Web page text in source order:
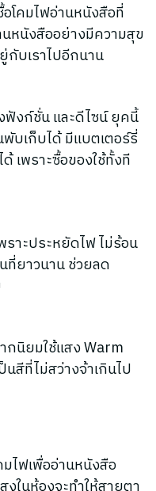
โคมไฟอ่านหนังสือที่
หนังสืออย่างมีความสุข
บเราไปอีกนาน
งก์ชั่น และดีไซน์ ยุคนี้
บเก็บได้ มีแบตเตอร์รี่
เพราะซื้อของใช้ทั้งที
ราะประหยัดไฟ ไม่ร้อน
ที่ยาวนาน ช่วยลด
นิยมใช้แสง Warm
สีที่ไม่สว่างจ้าเกินไป
ไฟเพื่ออ่านหนังสือ